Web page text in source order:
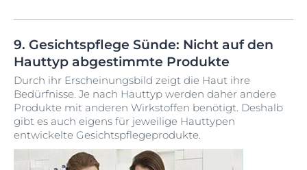
9. Gesichtspflege Sünde: Nicht auf den
Hauttyp abgestimmte Produkte
Durch ihr Erscheinungsbild zeigt die Haut ihre
Bedürfnisse. Je nach Hauttyp werden daher andere
Produkte mit anderen Wirkstoffen benötigt. Deshalb
gibt es auch eigens für jeweilige Hauttypen
entwickelte Gesichtspflegeprodukte.